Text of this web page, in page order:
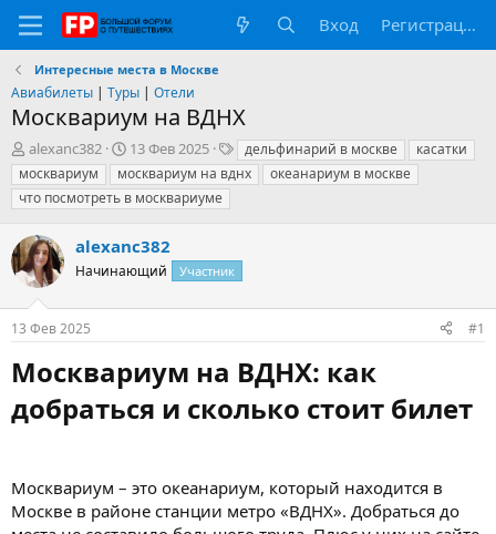
Вход Регистрация
Интересные места в Москве
Авиабилеты | Туры | Отели
Москвариум на ВДНХ
А
в
т
о
т
е
м
ы
alexanc382
Д
а
т
а
а
ч
л
13 Фев 2025
Т
е
г
дельфинарий в москве
касатки
москвариум
москвариум на вднх
океанариум в москве
что посмотреть в москвариуме
alexanc382
Начинающий Участник
13 Фев 2025 #1
Москвариум на ВДНХ: как
добраться и сколько стоит билет​
Москвариум – это океанариум, который находится в
Москве в районе станции метро «ВДНХ». Добраться до